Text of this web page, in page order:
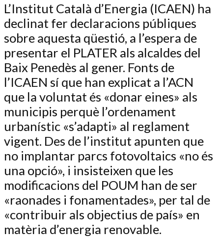
L’Institut Català d’Energia (ICAEN) ha
declinat fer declaracions públiques
sobre aquesta qüestió, a l’espera de
presentar el PLATER als alcaldes del
Baix Penedès al gener. Fonts de
l’ICAEN sí que han explicat a l’ACN
que la voluntat és «donar eines» als
municipis perquè l’ordenament
urbanístic «s’adapti» al reglament
vigent. Des de l’institut apunten que
no implantar parcs fotovoltaics «no és
una opció», i insisteixen que les
modificacions del POUM han de ser
«raonades i fonamentades», per tal de
«contribuir als objectius de país» en
matèria d’energia renovable.